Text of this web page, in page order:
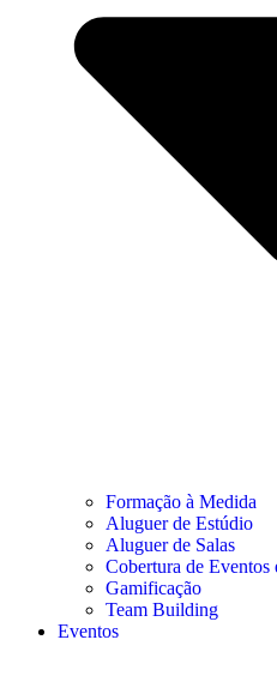
Formação à Medida
Aluguer de Estúdio
Aluguer de Salas
Cobertura de
Gamificação
Team Building
Eventos